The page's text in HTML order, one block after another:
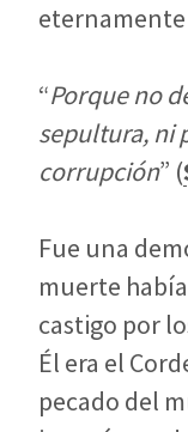
eternamente
“Porque no
sepultura, ni
corrupción” (
Fue una
muerte
castigo por
Él era el
pecado del